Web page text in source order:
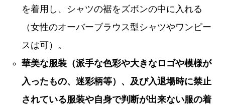
を着用し、シャツの裾をズボンの中に入れる
（女性のオーバーブラウス型シャツやワンピー
スは可）。
華美な服装（派手な色彩や大きなロゴや模様が
入ったもの、迷彩柄等）、及び入退場時に禁止
されている服装や自身で判断が出来ない服の着